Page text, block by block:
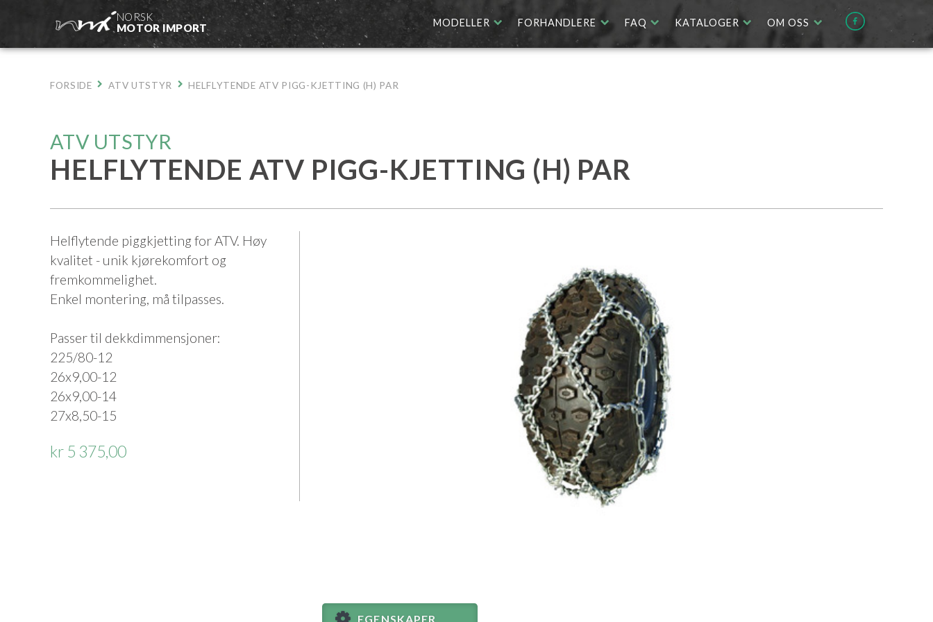
NORSK
MOTOR IMPORT
MODELLER FORHANDLERE FAQ KATALOGER OM OSS
FORSIDE ATV UTSTYR HELFLYTENDE ATV PIGG-KJETTING (H) PAR
ATV UTSTYR
HELFLYTENDE ATV PIGG-KJETTING (H) PAR
Helflytende piggkjetting for ATV. Høy
kvalitet - unik kjørekomfort og
fremkommelighet.
Enkel montering, må tilpasses.
Passer til dekkdimmensjoner:
225/80-12
26x9,00-12
26x9,00-14
27x8,50-15
kr 5 375,00
EGENSKAPER